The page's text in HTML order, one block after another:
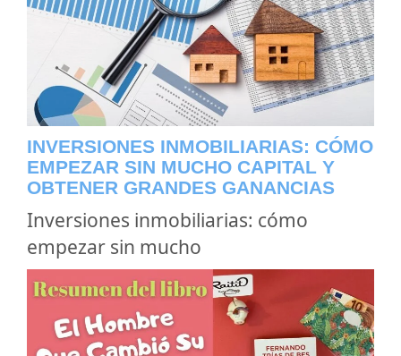
INVERSIONES INMOBILIARIAS: CÓMO
EMPEZAR SIN MUCHO CAPITAL Y
OBTENER GRANDES GANANCIAS
Inversiones inmobiliarias: cómo
empezar sin mucho